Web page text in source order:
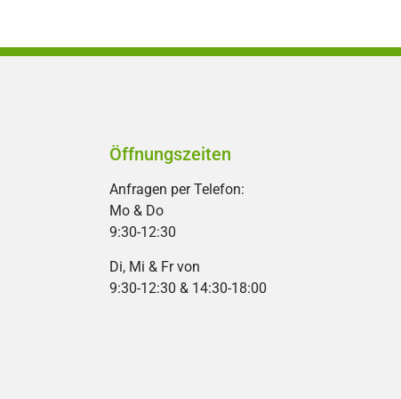
Öffnungszeiten
Anfragen per Telefon:
Mo & Do
9:30-12:30
Di, Mi & Fr von
9:30-12:30 & 14:30-18:00